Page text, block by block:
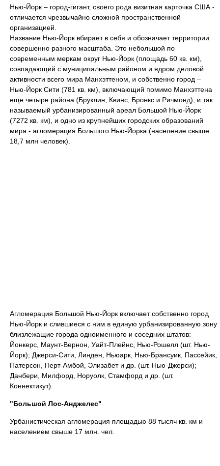
Нью-Йорк – город-гигант, своего рода визитная карточка США -
отличается чрезвычайно сложной пространственной
организацией.
Название Нью-Йорк вбирает в себя и обозначает территории
совершенно разного масштаба. Это небольшой по
современным меркам округ Нью-Йорк (площадь 60 кв. км),
совпадающий с муниципальным районом и ядром деловой
активности всего мира Манхэттеном, и собственно город –
Нью-Йорк Сити (781 кв. км), включающий помимо Манхэттена
еще четыре района (Бруклин, Квинс, Бронкс и Ричмонд), и так
называемый урбанизированный ареал Большой Нью-Йорк
(7272 кв. км), и одно из крупнейших городских образований
мира - агломерация Большого Нью-Йорка (население свыше
18,7 млн человек).
Агломерация Большой Нью-Йорк включает собственно город
Нью-Йорк и слившиеся с ним в единую урбанизированную зону
близлежащие города одноименного и соседних штатов:
Йонкерс, Маунт-Вернон, Уайт-Плейнс, Нью-Рошелл (шт. Нью-
Йорк); Джерси-Сити, Линден, Ньюарк, Нью-Брансуик, Пассейик,
Патерсон, Перт-Амбой, Элизабет и др. (шт. Нью-Джерси);
Данбери, Милфорд, Норуолк, Стамфорд и др. (шт.
Коннектикут).
"Большой Лос-Анджелес"
Урбанистическая агломерация площадью 88 тысяч кв. км и
населением свыше 17 млн. чел.